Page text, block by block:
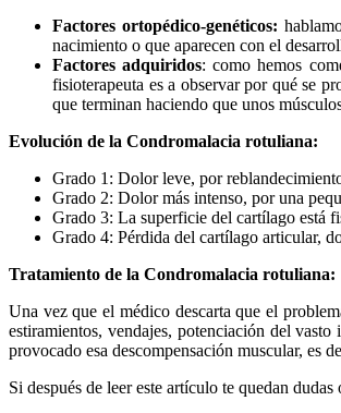
Factores ortopédico-genéticos:
nacimiento o que aparecen con el
Factores adquiridos: como hemos
fisioterapeuta es a observar por qué se
que terminan haciendo que unos
Evolución de la Condromalacia rotuliana:
Grado 1: Dolor leve, por
Grado 2: Dolor más intenso, por una
Grado 3: La superficie del cartílago está
Grado 4: Pérdida del cartílago articular,
Tratamiento de la Condromalacia rotuliana:
Una vez que el médico descarta que el
estiramientos, vendajes, potenciación del
provocado esa descompensación muscular, es
Si después de leer este artículo te quedan